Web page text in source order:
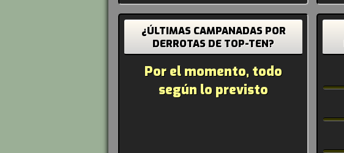
¿ÚLTIMAS CAMPANADAS POR
DERROTAS DE TOP-TEN?
Por el momento, todo
según lo previsto